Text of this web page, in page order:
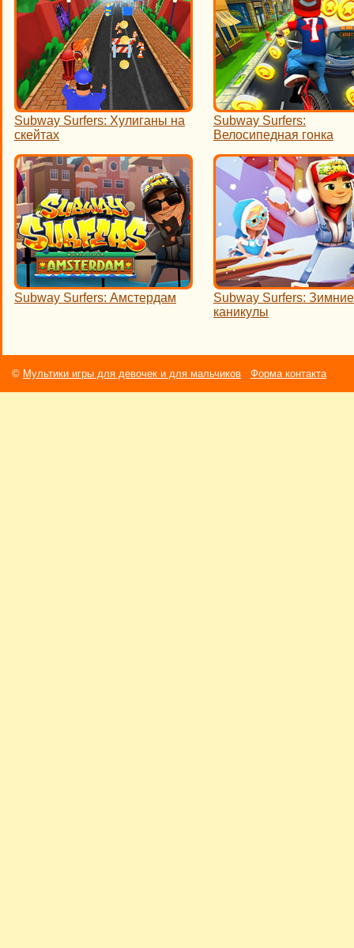
Subway Surfers: Хулиганы на
скейтах
Subway Surfers:
Велосипедная гонка
Subway Surfers: Амстердам
Subway Surfers: Зимние
каникулы
© Мультики игры для девочек и для мальчиков Форма контакта